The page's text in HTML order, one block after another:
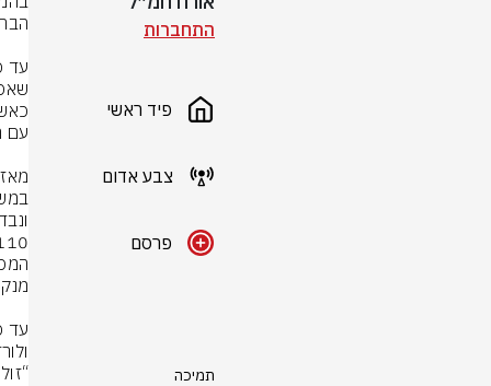
התחברות
פיד ראשי
צבע אדום
פרסם
תמיכה